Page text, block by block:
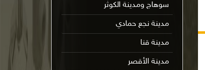
سوهاج ومدينة الكوثر
مدينة نجع حمادي
مدينة قنا
مدينة الأقصر